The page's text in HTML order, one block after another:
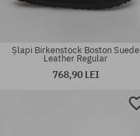
Șlapi Birkenstock Boston Suede
Leather Regular
768,90 LEI